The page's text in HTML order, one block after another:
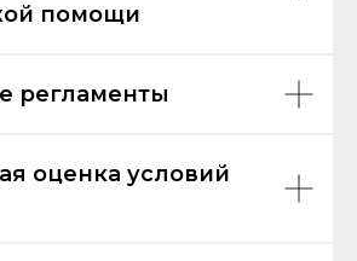
помощи
регламенты
оценка условий